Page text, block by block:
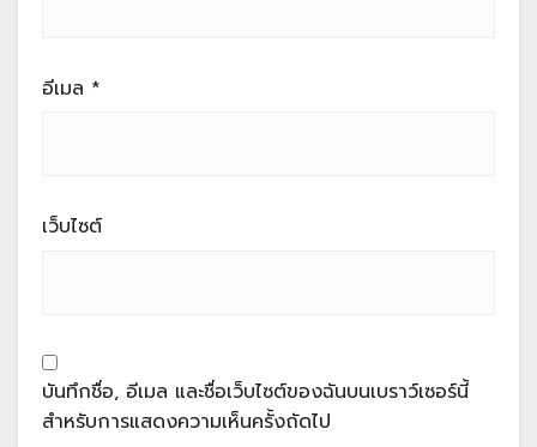
อีเมล *
เว็บไซต์
บันทึกชื่อ, อีเมล และชื่อเว็บไซต์ของฉันบนเบราว์เซอร์นี้
สำหรับการแสดงความเห็นครั้งถัดไป